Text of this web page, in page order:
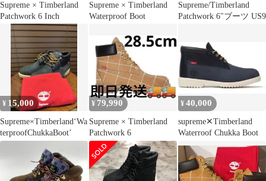
Supreme × Timberland
Patchwork 6 Inch
Supreme × Timberland
Waterproof Boot
Supreme/Timberland
Patchwork 6"ブーツ US9
¥ 15,000
Supreme×Timberland‘Wa
terproofChukkaBoot’
¥ 79,990
Supreme × Timberland
Patchwork 6
¥40,000
supreme✕Timberland
Waterroof Chukka Boot